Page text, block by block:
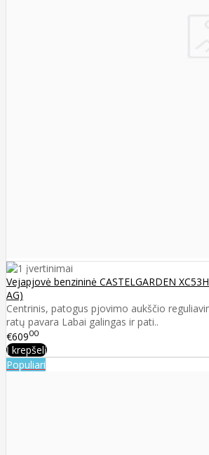
Vejapjovė benzininė CASTELGARDEN
AG)
Centrinis, patogus pjovimo aukščio
ratų pavara Labai galingas ir pati..
€60900
Į krepšelį
Populiari